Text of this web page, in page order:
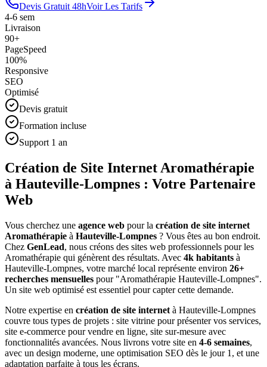
Devis Gratuit 48hVoir Les Tarifs
4-6 sem
Livraison
90+
PageSpeed
100%
Responsive
SEO
Optimisé
Devis gratuit
Formation incluse
Support 1 an
Création de Site Internet Aromathérapie
à Hauteville-Lompnes : Votre Partenaire
Web
Vous cherchez une agence web pour la création de site internet
Aromathérapie à Hauteville-Lompnes ? Vous êtes au bon endroit.
Chez GenLead, nous créons des sites web professionnels pour les
Aromathérapie qui génèrent des résultats. Avec 4k habitants à
Hauteville-Lompnes, votre marché local représente environ 26+
recherches mensuelles pour "Aromathérapie Hauteville-Lompnes".
Un site web optimisé est essentiel pour capter cette demande.
Notre expertise en création de site internet à Hauteville-Lompnes
couvre tous types de projets : site vitrine pour présenter vos services,
site e-commerce pour vendre en ligne, site sur-mesure avec
fonctionnalités avancées. Nous livrons votre site en 4-6 semaines,
avec un design moderne, une optimisation SEO dès le jour 1, et une
adaptation parfaite à tous les écrans.